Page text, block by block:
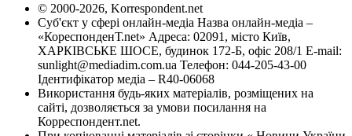
© 2000-2026, Korrespondent.net
Суб'єкт у сфері онлайн-медіа Назва онлайн-медіа –
«КореспонденТ.net» Адреса: 02091, місто Київ,
ХАРКІВСЬКЕ ШОСЕ, будинок 172-Б, офіс 208/1 E-mail:
sunlight@mediadim.com.ua Телефон: 044-205-43-00
Ідентифікатор медіа – R40-06068
Використання будь-яких матеріалів, розміщених на
сайті, дозволяється за умови посилання на
Корреспондент.net.